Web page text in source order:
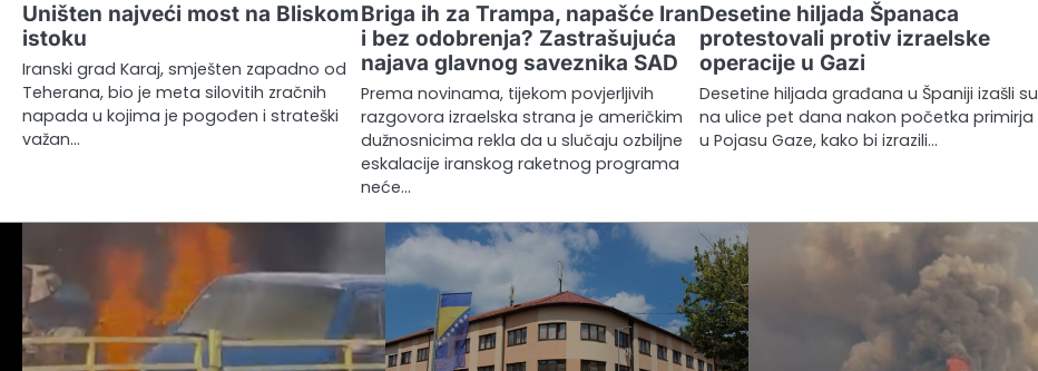
Uništen najveći most na Bliskom
istoku
Iranski grad Karaj, smješten zapadno od
Teherana, bio je meta silovitih zračnih
napada u kojima je pogođen i strateški
važan…
Briga ih za Trampa, napašće Iran
i bez odobrenja? Zastrašujuća
najava glavnog saveznika SAD
Prema novinama, tijekom povjerljivih
razgovora izraelska strana je američkim
dužnosnicima rekla da u slučaju ozbiljne
eskalacije iranskog raketnog programa
neće…
Desetine hiljada Španaca
protestovali protiv izraelske
operacije u Gazi
Desetine hiljada građana u Španiji izašli su
na ulice pet dana nakon početka primirja
u Pojasu Gaze, kako bi izrazili…